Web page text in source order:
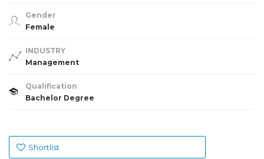
Gender
Female
INDUSTRY
Management
Qualification
Bachelor Degree
Shortlist